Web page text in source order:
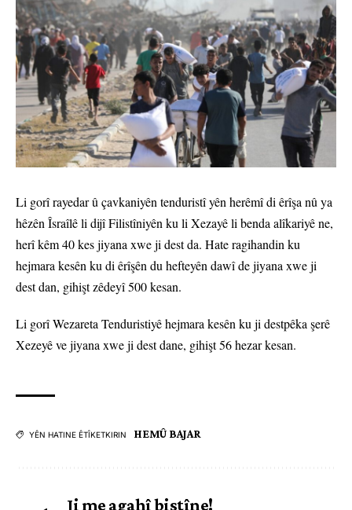
Li gorî rayedar û çavkaniyên tenduristî yên herêmî di êrîşa nû ya
hêzên Îsraîlê li dijî Filistîniyên ku li Xezayê li benda alîkariyê ne,
herî kêm 40 kes jiyana xwe ji dest da. Hate ragihandin ku
hejmara kesên ku di êrîşên du hefteyên dawî de jiyana xwe ji
dest dan, gihişt zêdeyî 500 kesan.
Li gorî Wezareta Tenduristiyê hejmara kesên ku ji destpêka şerê
Xezeyê ve jiyana xwe ji dest dane, gihişt 56 hezar kesan.
YÊN HATINE ÊTÎKETKIRIN HEMÛ BAJAR
Ji me agahî bistîne!